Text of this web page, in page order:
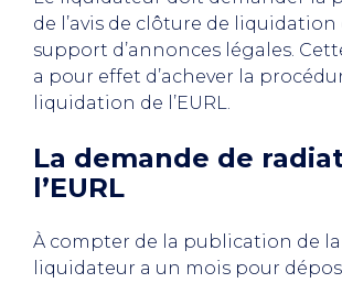
de l’avis de clôture de liquidation
support d’annonces légales.
a pour effet d’achever la
liquidation de l’EURL.
La demande de
l’EURL
À compter de la publication de
liquidateur a un mois pour